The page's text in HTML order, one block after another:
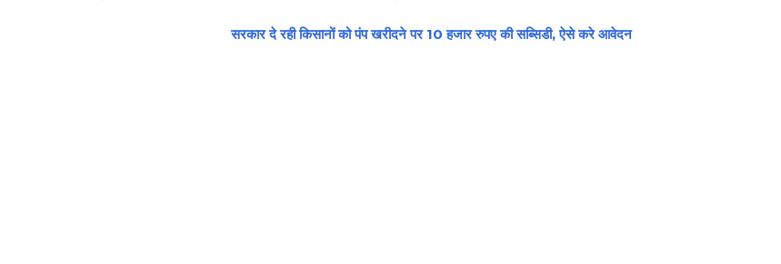
सरकार दे रही किसानों को पंप खरीदने पर 10 हजार रुपए की सब्सिडी, ऐसे करे आवेदन